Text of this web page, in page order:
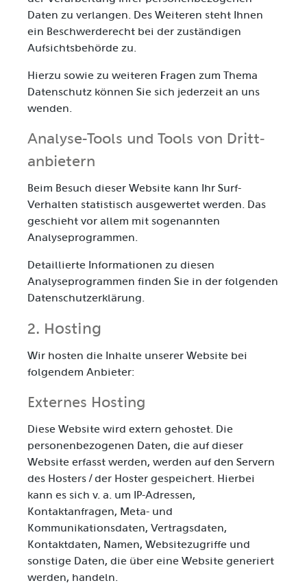
Daten zu verlangen. Des Weiteren steht Ihnen
ein Beschwerderecht bei der zuständigen
Aufsichtsbehörde zu.
Hierzu sowie zu weiteren Fragen zum Thema
Datenschutz können Sie sich jederzeit an uns
wenden.
Analyse-Tools und Tools von Dritt­
anbietern
Beim Besuch dieser Website kann Ihr Surf-
Verhalten statistisch ausgewertet werden. Das
geschieht vor allem mit sogenannten
Analyseprogrammen.
Detaillierte Informationen zu diesen
Analyseprogrammen finden Sie in der folgenden
Datenschutzerklärung.
2. Hosting
Wir hosten die Inhalte unserer Website bei
folgendem Anbieter:
Externes Hosting
Diese Website wird extern gehostet. Die
personenbezogenen Daten, die auf dieser
Website erfasst werden, werden auf den Servern
des Hosters / der Hoster gespeichert. Hierbei
kann es sich v. a. um IP-Adressen,
Kontaktanfragen, Meta- und
Kommunikationsdaten, Vertragsdaten,
Kontaktdaten, Namen, Websitezugriffe und
sonstige Daten, die über eine Website generiert
werden, handeln.